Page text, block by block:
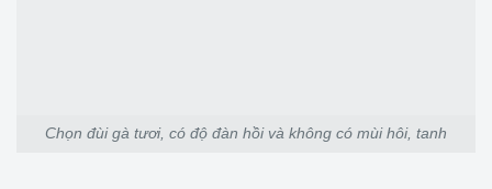
Chọn đùi gà tươi, có độ đàn hồi và không có mùi hôi, tanh